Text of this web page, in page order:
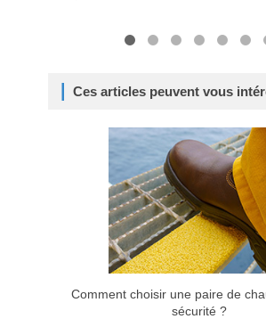
Ces articles peuvent vous
Comment choisir une paire de
sécurité ?